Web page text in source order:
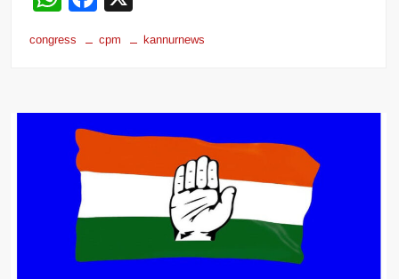
at
A
p
p
c
b
o
o
congress cpm kannurnews